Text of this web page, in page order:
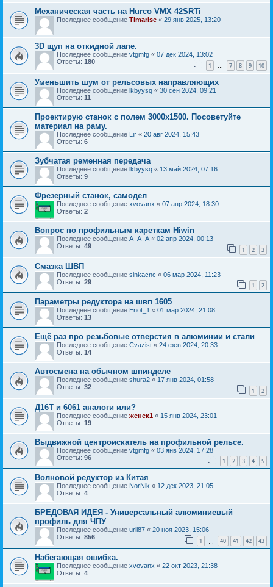
Механическая часть на Hurco VMX 42SRTi
Последнее сообщение Timarise « 29 янв 2025, 13:20
3D щуп на откидной лапе.
Последнее сообщение vtgmfg « 07 дек 2024, 13:02
Ответы: 180 1 … 7 8 9 10
Уменьшить шум от рельсовых направляющих
Последнее сообщение lkbyysq « 30 сен 2024, 09:21
Ответы: 11
Проектирую станок с полем 3000x1500. Посоветуйте
материал на раму.
Последнее сообщение Lir « 20 авг 2024, 15:43
Ответы: 6
Зубчатая ременная передача
Последнее сообщение lkbyysq « 13 май 2024, 07:16
Ответы: 9
Фрезерный станок, самодел
Последнее сообщение xvovanx « 07 апр 2024, 18:30
Ответы: 2
Вопрос по профильным кареткам Hiwin
Последнее сообщение A_A_A « 02 апр 2024, 00:13
Ответы: 49 1 2 3
Смазка ШВП
Последнее сообщение sinkacnc « 06 мар 2024, 11:23
Ответы: 29 1 2
Параметры редуктора на швп 1605
Последнее сообщение Enot_1 « 01 мар 2024, 21:08
Ответы: 13
Ещё раз про резьбовые отверстия в алюминии и стали
Последнее сообщение Cvazist « 24 фев 2024, 20:33
Ответы: 14
Автосмена на обычном шпинделе
Последнее сообщение shura2 « 17 янв 2024, 01:58
Ответы: 32 1 2
Д16Т и 6061 аналоги или?
Последнее сообщение женек1 « 15 янв 2024, 23:01
Ответы: 19
Выдвижной центроискатель на профильной рельсе.
Последнее сообщение vtgmfg « 03 янв 2024, 17:28
Ответы: 96 1 2 3 4 5
Волновой редуктор из Китая
Последнее сообщение NorNik « 12 дек 2023, 21:05
Ответы: 4
БРЕДОВАЯ ИДЕЯ - Универсальный алюминиевый
профиль для ЧПУ
Последнее сообщение uril87 « 20 ноя 2023, 15:06
Ответы: 856 1 40 41 42 43
Набегающая ошибка.
Последнее сообщение xvovanx « 22 окт 2023, 21:38
Ответы: 4